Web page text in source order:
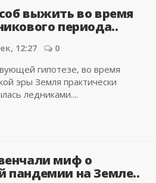
выжить во время
периода..
12:27 0
гипотезе, во время
эры Земля практически
ледниками....
миф о
пандемии на Земле..